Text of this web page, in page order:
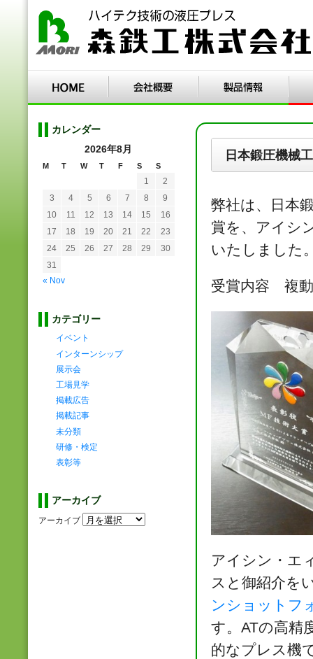
日本鍛圧機械
弊社は、日本
賞を、アイシ
いたしました
受賞内容 複
アイシン・エ
スと御紹介を
ンショットフ
す。ATの高精
的なプレス機
カレンダー
2026年8月
M T W T F S S
« Nov
1
2
3
4 5 6 7 8
9
10
11 12 13 14 15
16
17
18 19 20 21 22
23
24
25 26 27 28 29
30
31
カテゴリー
イベント
インターンシップ
展示会
工場見学
掲載広告
掲載記事
未分類
研修・検定
表彰等
アーカイブ
アーカイブ